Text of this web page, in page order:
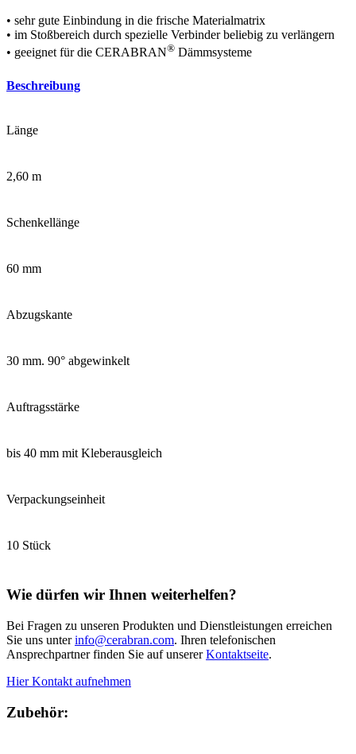
• sehr gute Einbindung in die frische Materialmatrix
• im Stoßbereich durch spezielle Verbinder beliebig zu verlängern
• geeignet für die CERABRAN® Dämmsysteme
Beschreibung
Länge
2,60 m
Schenkellänge
60 mm
Abzugskante
30 mm. 90° abgewinkelt
Auftragsstärke
bis 40 mm mit Kleberausgleich
Verpackungseinheit
10 Stück
Wie dürfen wir Ihnen weiterhelfen?
Bei Fragen zu unseren Produkten und Dienstleistungen erreichen
Sie uns unterinfo@cerabran.com. Ihren telefonischen
Ansprechpartner finden Sie auf unsererKontaktseite.
Hier Kontakt aufnehmen
Zubehör: